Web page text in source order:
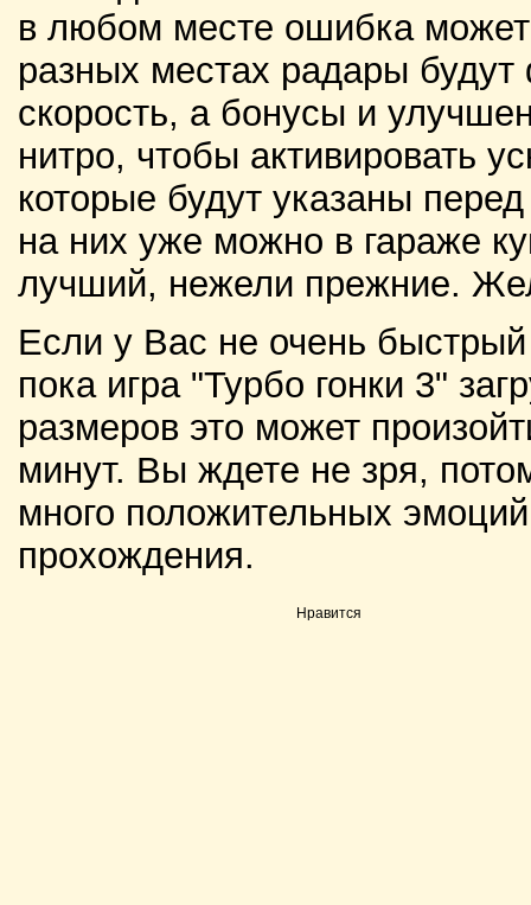
в любом месте ошибка
разных местах радары
скорость, а бонусы и
нитро, чтобы активировать
которые будут указаны
на них уже можно в гараже
лучший, нежели прежние.
Если у Вас не очень
пока игра "Турбо гонки 3"
размеров это может
минут. Вы ждете не зря,
много положительных
прохождения.
Нравится